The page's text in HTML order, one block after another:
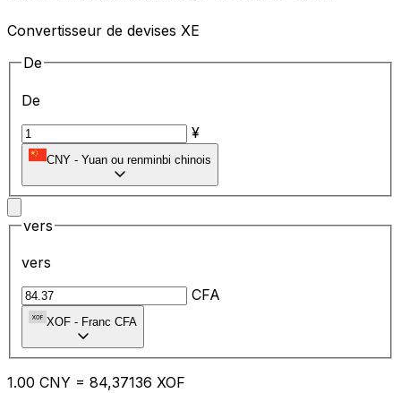
Convertisseur de devises XE
De
De
¥
CNY - Yuan ou renminbi chinois
vers
vers
CFA
XOF - Franc CFA
1.00 CNY = 84,37136 XOF